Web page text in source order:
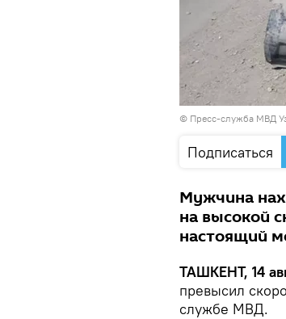
© Пресс-служба МВД
Подписаться
Мужчина
на высокой
настоящий
ТАШКЕНТ, 14
превысил
службе МВД.